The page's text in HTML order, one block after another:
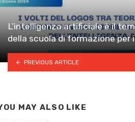
L’intelligenza artificiale è il
della scuola di formazione per
PREVIOUS ARTICLE
MAY ALSO LIKE